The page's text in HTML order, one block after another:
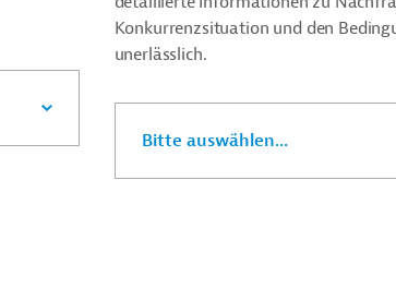
Konkurrenzsituation und den
unerlässlich.
Bitte auswählen...